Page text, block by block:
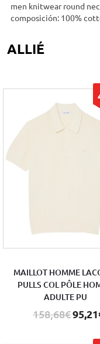
men knitwear round
composición: 100%
ALLIÉ
MAILLOT HOMME
PULLS COL PÔLE
ADULTE PU
158,68€